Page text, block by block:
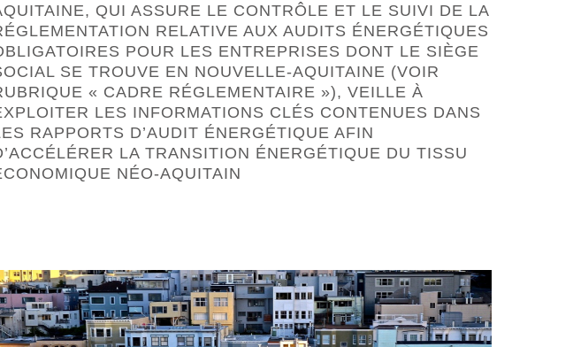
QUI ASSURE LE CONTRÔLE ET LE SUIVI DE LA
RELATIVE AUX AUDITS ÉNERGÉTIQUES
POUR LES ENTREPRISES DONT LE SIÈGE
SE TROUVE EN NOUVELLE-AQUITAINE (VOIR
« CADRE RÉGLEMENTAIRE »), VEILLE À
LES INFORMATIONS CLÉS CONTENUES DANS
RAPPORTS D’AUDIT ÉNERGÉTIQUE AFIN
LA TRANSITION ÉNERGÉTIQUE DU TISSU
NÉO-AQUITAIN